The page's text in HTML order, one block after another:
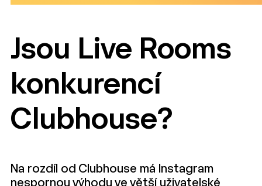
Jsou Live Rooms
konkurencí
Clubhouse?
Na rozdíl od Clubhouse má Instagram
nespornou výhodu ve větší uživatelské